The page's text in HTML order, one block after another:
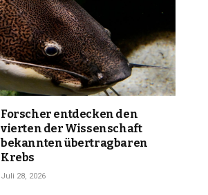
Forscher entdecken den
vierten der Wissenschaft
bekannten übertragbaren
Krebs
Juli 28, 2026